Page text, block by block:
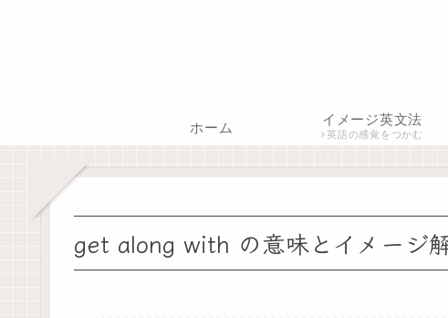
ホーム イメージ英文法
英語の感覚をつかむ
get along with の意味とイメージ